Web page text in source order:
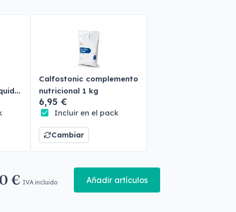
Calfostonic complemento
nutricional 1 kg
6,95 €
Incluir en el pack
Cambiar
€ IVA incluido Añadir artículos